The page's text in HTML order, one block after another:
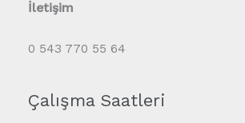
İletişim
0 543 770 55 64
Çalışma Saatleri